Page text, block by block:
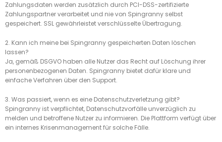
Zahlungsdaten werden zusätzlich durch PCI-DSS-zertifizierte
Zahlungspartner verarbeitet und nie von Spingranny selbst
gespeichert. SSL gewährleistet verschlüsselte Übertragung.
2. Kann ich meine bei Spingranny gespeicherten Daten löschen
lassen?
Ja, gemäß DSGVO haben alle Nutzer das Recht auf Löschung ihrer
personenbezogenen Daten. Spingranny bietet dafür klare und
einfache Verfahren über den Support.
3. Was passiert, wenn es eine Datenschutzverletzung gibt?
Spingranny ist verpflichtet, Datenschutzvorfälle unverzüglich zu
melden und betroffene Nutzer zu informieren. Die Plattform verfügt über
ein internes Krisenmanagement für solche Fälle.